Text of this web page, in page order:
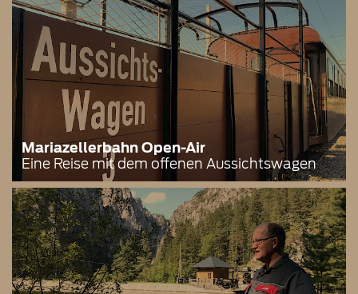
Mariazellerbahn Open-Air
Eine Reise mit dem offenen Aussichtswagen